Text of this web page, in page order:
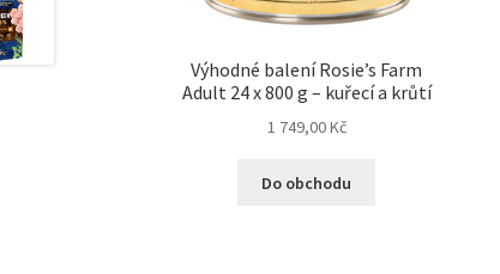
Výhodné balení Rosie’s Farm
Adult 24 x 800 g – kuřecí a krůtí
1 749,00Kč
Do obchodu